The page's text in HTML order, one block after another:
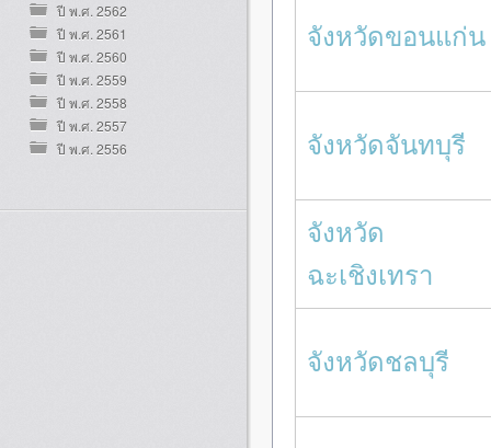
ปี พ.ศ. 2562
ปี พ.ศ. 2561
ปี พ.ศ. 2560
ปี พ.ศ. 2559
ปี พ.ศ. 2558
ปี พ.ศ. 2557
ปี พ.ศ. 2556
จังหวัดขอนแก่น
จังหวัดจันทบุรี
จังหวัด
ฉะเชิงเทรา
จังหวัดชลบุรี